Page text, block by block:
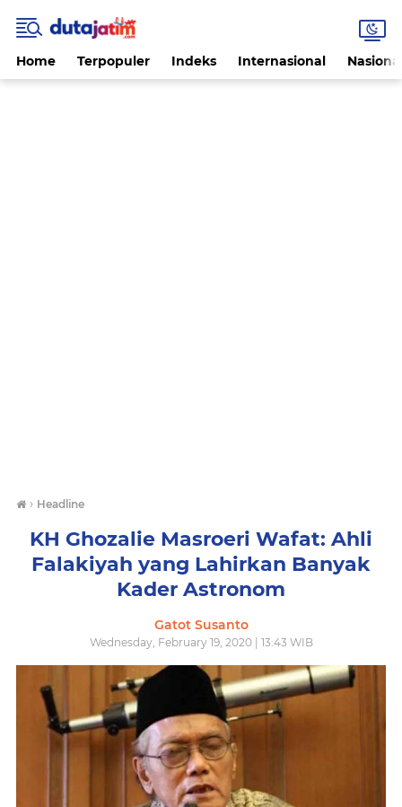
Home Terpopuler Indeks Internasional
› Headline
KH Ghozalie Masroeri Wafat: Ahli
Falakiyah yang Lahirkan Banyak
Kader Astronom
Gatot Susanto
Wednesday, February 19, 2020 | 13:43 WIB